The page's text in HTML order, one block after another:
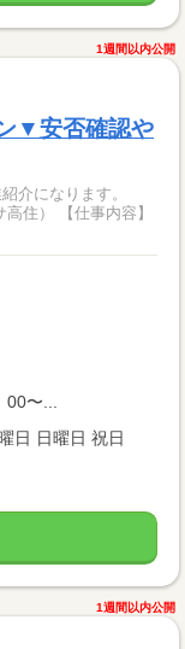
1週間以内公開
▼安否確認や
介になります。
内容】
〜...
日 日曜日 祝日
1週間以内公開